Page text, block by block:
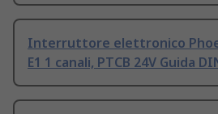
Interruttore elettronico
E1 1 canali, PTCB 24V Guida